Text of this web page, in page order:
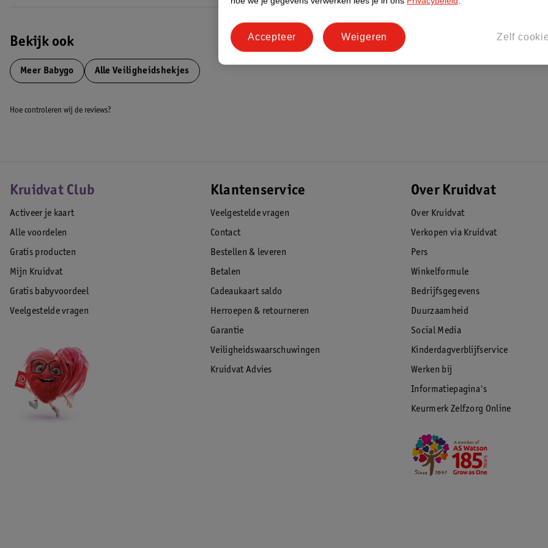
• Geschikt voor openingen van 62 tot 102 cm
EAN code:4260332055789
Bekijk ook
Meer Babygo Alle Veiligheidshekjes
Hoe controleren wij de reviews?
Kruidvat Club
Activeer je kaart
Alle voordelen
Gratis producten
Mijn Kruidvat
Gratis babyvoordeel
Veelgestelde vragen
Klantenservice
Veelgestelde vragen
Contact
Bestellen & leveren
Betalen
Cadeaukaart saldo
Herroepen & retourneren
Garantie
Veiligheidswaarschuwingen
Kruidvat Advies
Over Kruidvat
Over Kruidvat
Verkopen via Kruidvat
Pers
Winkelformule
Bedrijfsgegevens
Duurzaamheid
Social Media
Kinderdagverblijfservice
Werken bij
Informatiepagina's
Keurmerk Zelfzorg Online
Zelf
Weigeren
Accepteer